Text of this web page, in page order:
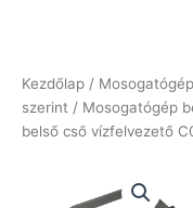
Kezdőlap /
szerint / Mosogatógép
belső cső vízfelvezető